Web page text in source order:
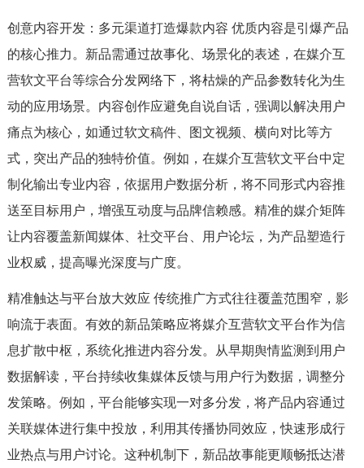
创意内容开发：多元渠道打造爆款内容 优质内容是引爆产品
的核心推力。新品需通过故事化、场景化的表述，在媒介互
营软文平台等综合分发网络下，将枯燥的产品参数转化为生
动的应用场景。内容创作应避免自说自话，强调以解决用户
痛点为核心，如通过软文稿件、图文视频、横向对比等方
式，突出产品的独特价值。例如，在媒介互营软文平台中定
制化输出专业内容，依据用户数据分析，将不同形式内容推
送至目标用户，增强互动度与品牌信赖感。精准的媒介矩阵
让内容覆盖新闻媒体、社交平台、用户论坛，为产品塑造行
业权威，提高曝光深度与广度。
精准触达与平台放大效应 传统推广方式往往覆盖范围窄，影
响流于表面。有效的新品策略应将媒介互营软文平台作为信
息扩散中枢，系统化推进内容分发。从早期舆情监测到用户
数据解读，平台持续收集媒体反馈与用户行为数据，调整分
发策略。例如，平台能够实现一对多分发，将产品内容通过
关联媒体进行集中投放，利用其传播协同效应，快速形成行
业热点与用户讨论。这种机制下，新品故事能更顺畅抵达潜